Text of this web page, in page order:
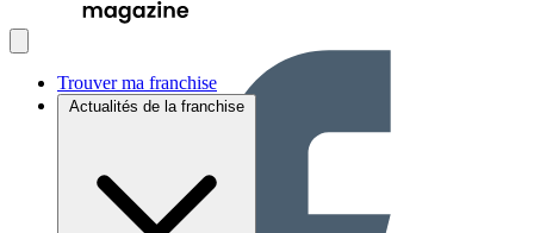
Trouver ma franchise
Actualités de la franchise